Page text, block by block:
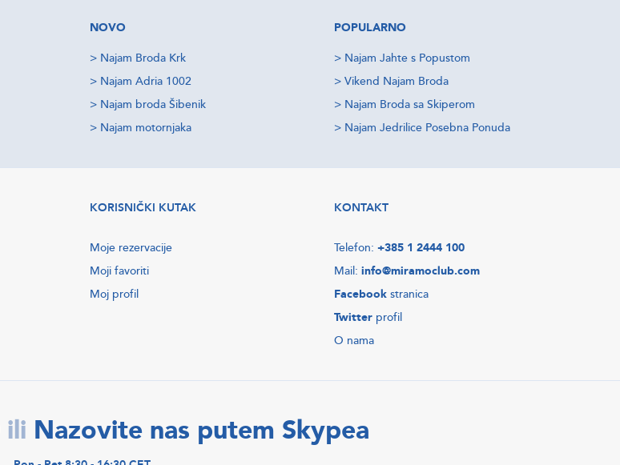
NOVO
> Najam Broda Krk
> Najam Adria 1002
> Najam broda Šibenik
> Najam motornjaka
POPULARNO
> Najam Jahte s Popustom
> Vikend Najam Broda
> Najam Broda sa Skiperom
> Najam Jedrilice Posebna Ponuda
KORISNIČKI KUTAK
Moje rezervacije
Moji favoriti
Moj profil
KONTAKT
Telefon: +385 1 2444 100
Mail: info@miramoclub.com
Facebook stranica
Twitter profil
O nama
ili Nazovite nas putem Skypea